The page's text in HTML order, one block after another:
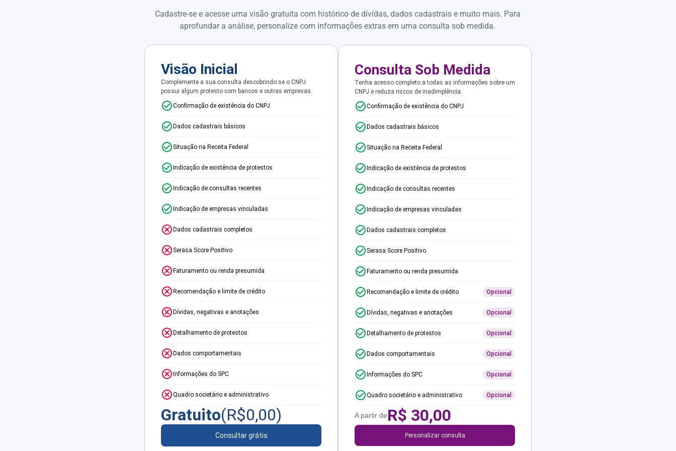
Cadastre-se e acesse uma visão gratuita com histórico de dívidas, dados cadastrais e muito mais. Para
aprofundar a análise, personalize com informações extras em uma consulta sob medida.
Visão Inicial
Complemente a sua consulta descobrindo se o CNPJ
possui algum protesto com bancos e outras empresas.
Confirmação de existência do CNPJ
Dados cadastrais básicos
Situação na Receita Federal
Indicação de existência de protestos
Indicação de consultas recentes
Indicação de empresas vinculadas
Dados cadastrais completos
Serasa Score Positivo
Faturamento ou renda presumida
Recomendação e limite de crédito
Dívidas, negativas e anotações
Detalhamento de protestos
Dados comportamentais
Informações do SPC
Quadro societário e administrativo
Gratuito(R$0,00)
Consultar grátis
Consulta Sob Medida
Tenha acesso completo a todas as informações sobre um
CNPJ e reduza riscos de inadimplência.
Confirmação de existência do CNPJ
Dados cadastrais básicos
Situação na Receita Federal
Indicação de existência de protestos
Indicação de consultas recentes
Indicação de empresas vinculadas
Dados cadastrais completos
Serasa Score Positivo
Faturamento ou renda presumida
Recomendação e limite de crédito Opcional
Dívidas, negativas e anotações Opcional
Detalhamento de protestos Opcional
Dados comportamentais Opcional
Informações do SPC Opcional
Quadro societário e administrativo Opcional
A partir deR$ 30,00
Personalizar consulta